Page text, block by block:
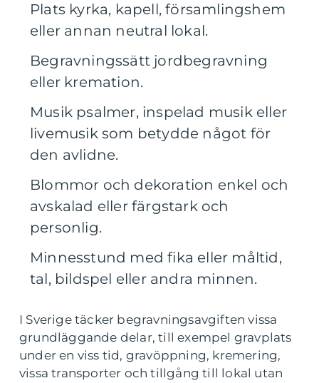
Plats kyrka, kapell, församlingshem
eller annan neutral lokal.
Begravningssätt jordbegravning
eller kremation.
Musik psalmer, inspelad musik eller
livemusik som betydde något för
den avlidne.
Blommor och dekoration enkel och
avskalad eller färgstark och
personlig.
Minnesstund med fika eller måltid,
tal, bildspel eller andra minnen.
I Sverige täcker begravningsavgiften vissa
grundläggande delar, till exempel gravplats
under en viss tid, gravöppning, kremering,
vissa transporter och tillgång till lokal utan